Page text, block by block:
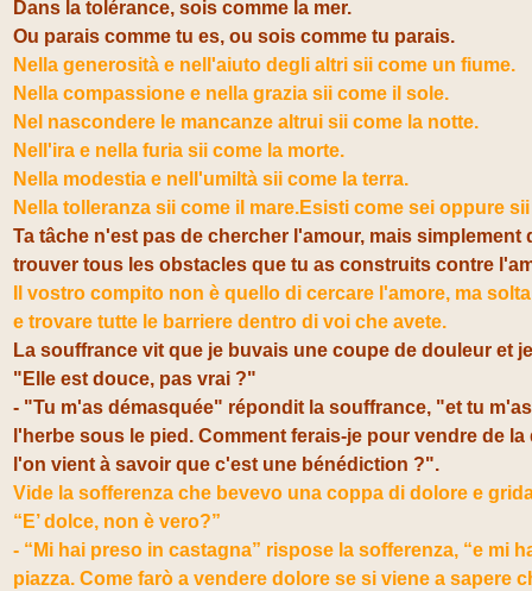
Dans la tolérance, sois comme la mer.
Ou parais comme tu es, ou sois comme tu parais.
Nella generosità e nell'aiuto degli altri sii come un fiume.
Nella compassione e nella grazia sii come il sole.
Nel nascondere le mancanze altrui sii come la notte.
Nell'ira e nella furia sii come la morte.
Nella modestia e nell'umiltà sii come la terra.
Nella tolleranza sii come il mare.Esisti come sei oppure
Ta tâche n'est pas de chercher l'amour, mais simplement
trouver tous les obstacles que tu as construits contre
Il vostro compito non è quello di cercare l'amore, ma
e trovare tutte le barriere dentro di voi che avete.
La souffrance vit que je buvais une coupe de douleur et
"Elle est douce, pas vrai ?"
- "Tu m'as démasquée" répondit la souffrance, "et tu
l'herbe sous le pied. Comment ferais-je pour vendre de
l'on vient à savoir que c'est une bénédiction ?".
Vide la sofferenza che bevevo una coppa di dolore e
“E’ dolce, non è vero?”
- “Mi hai preso in castagna” rispose la sofferenza, “e mi
piazza. Come farò a vendere dolore se si viene a sapere